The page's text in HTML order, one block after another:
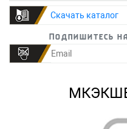
Скачать каталог
Подпишитесь